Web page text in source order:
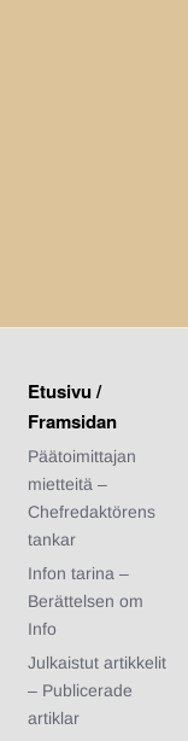
Etusivu /
Framsidan
Päätoimittajan
mietteitä –
Chefredaktörens
tankar
Infon tarina –
Berättelsen om
Info
Julkaistut artikkelit
– Publicerade
artiklar